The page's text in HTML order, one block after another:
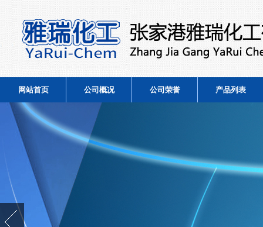
网站首页 公司概况 公司荣誉 产品列表